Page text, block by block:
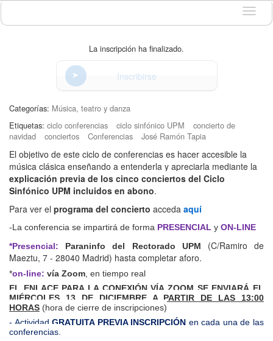
Idioma
La inscripción ha finalizado.
Inscribirse
Categorías: Música, teatro y danza
Etiquetas: ciclo conferencias ciclo sinfónico UPM
concierto de
navidad
conciertos Conferencias José Ramón Tapia
El objetivo de este ciclo de conferencias es hacer accesible la
música clásica enseñando a entenderla y apreciarla mediante la
explicación previa de los cinco conciertos del Ciclo
Sinfónico UPM incluidos en abono.
Para ver el programa del concierto acceda aquí
-La conferencia se impartirá de forma PRESENCIAL y ON-LINE
*Presencial: Paraninfo del Rectorado UPM (C/Ramiro de
Maeztu, 7 - 28040 Madrid) hasta completar aforo.
*on-line: vía Zoom , en tiempo real
EL ENLACE PARA LA CONEXIÓN VÍA ZOOM SE ENVIARÁ EL
MIÉRCOLES 13 DE DICIEMBRE A PARTIR DE LAS 13:00
HORAS (hora de cierre de inscripciones)
- ActividadGRATUITA PREVIA INSCRIPCIÓN en cada una de las
conferencias.